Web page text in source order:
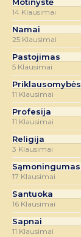
Motinystė
14 Klausimai
Namai
25 Klausimai
Pastojimas
5 Klausimai
Priklausomybės
11 Klausimai
Profesija
11 Klausimai
Religija
3 Klausimai
Sąmoningumas
17 Klausimai
Santuoka
16 Klausimai
Sapnai
11 Klausimai